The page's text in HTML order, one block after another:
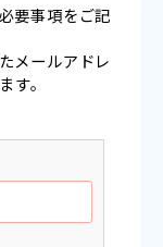
要事項をご記
メールアドレ
す。